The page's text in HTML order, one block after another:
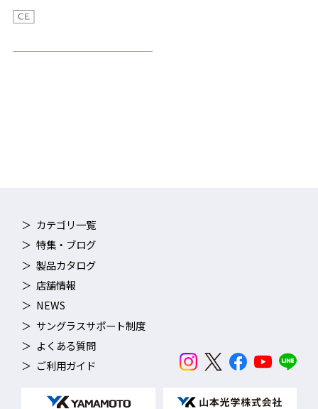
カテゴリ一覧
特集・ブログ
製品カタログ
店舗情報
NEWS
サングラスサポート制度
よくある質問
ご利用ガイド